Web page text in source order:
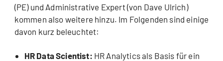
(PE) und Administrative Expert (von Dave Ulrich)
kommen also weitere hinzu. Im Folgenden sind einige
davon kurz beleuchtet:
HR Data Scientist: HR Analytics als Basis für ein